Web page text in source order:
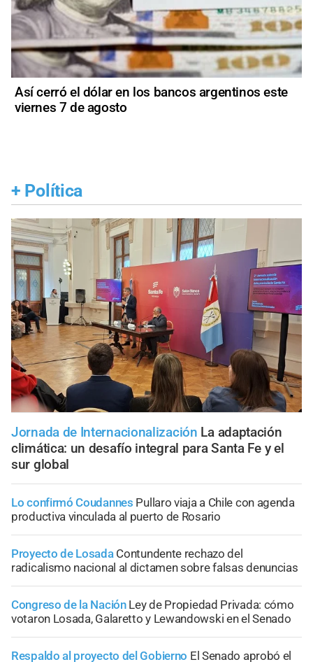
Así cerró el dólar en los bancos argentinos este
viernes 7 de agosto
+ Política
Jornada de Internacionalización La adaptación
climática: un desafío integral para Santa Fe y el
sur global
Lo confirmó Coudannes Pullaro viaja a Chile con agenda
productiva vinculada al puerto de Rosario
Proyecto de Losada Contundente rechazo del
radicalismo nacional al dictamen sobre falsas denuncias
Congreso de la Nación Ley de Propiedad Privada: cómo
votaron Losada, Galaretto y Lewandowski en el Senado
Respaldo al proyecto del Gobierno El Senado aprobó el